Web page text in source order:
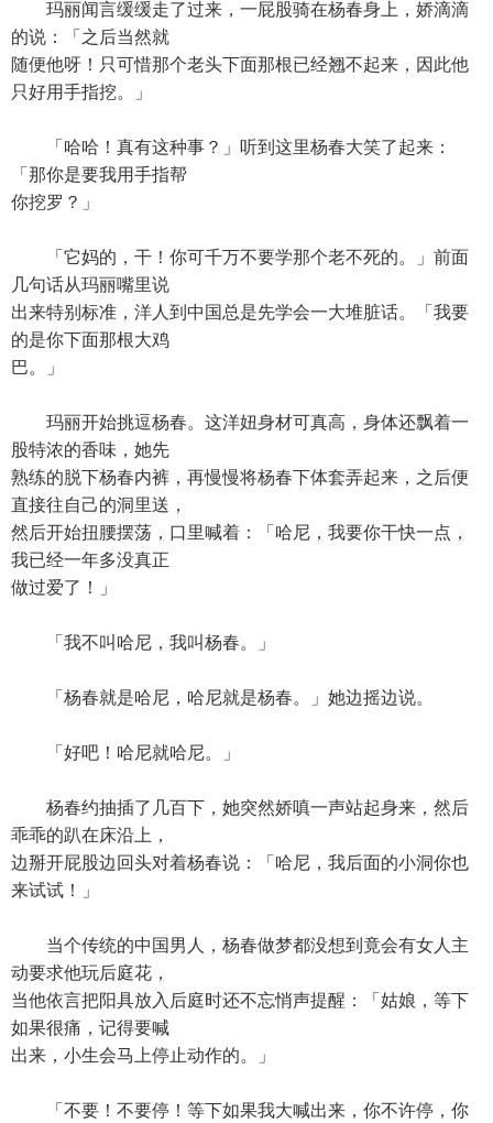
玛丽闻言缓缓走了过来，一屁股骑在杨春身上，娇滴滴
的说：「之后当然就
随便他呀！只可惜那个老头下面那根已经翘不起来，因此他
只好用手指挖。」
「哈哈！真有这种事？」听到这里杨春大笑了起来：
「那你是要我用手指帮
你挖罗？」
「它妈的，干！你可千万不要学那个老不死的。」前面
几句话从玛丽嘴里说
出来特别标准，洋人到中国总是先学会一大堆脏话。「我要
的是你下面那根大鸡
巴。」
玛丽开始挑逗杨春。这洋妞身材可真高，身体还飘着一
股特浓的香味，她先
熟练的脱下杨春内裤，再慢慢将杨春下体套弄起来，之后便
直接往自己的洞里送，
然后开始扭腰摆荡，口里喊着：「哈尼，我要你干快一点，
我已经一年多没真正
做过爱了！」
「我不叫哈尼，我叫杨春。」
「杨春就是哈尼，哈尼就是杨春。」她边摇边说。
「好吧！哈尼就哈尼。」
杨春约抽插了几百下，她突然娇嗔一声站起身来，然后
乖乖的趴在床沿上，
边掰开屁股边回头对着杨春说：「哈尼，我后面的小洞你也
来试试！」
当个传统的中国男人，杨春做梦都没想到竟会有女人主
动要求他玩后庭花，
当他依言把阳具放入后庭时还不忘悄声提醒：「姑娘，等下
如果很痛，记得要喊
出来，小生会马上停止动作的。」
「不要！不要停！等下如果我大喊出来，你不许停，你